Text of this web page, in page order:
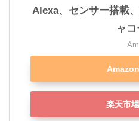
Alexa、センサー搭載
ャ
楽天市